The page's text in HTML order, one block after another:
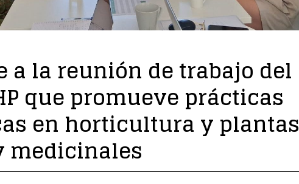
a la reunión de trabajo del
que promueve prácticas
en horticultura y plantas
medicinales